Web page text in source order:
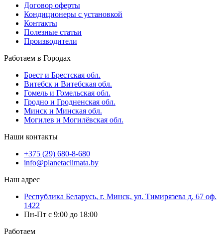
Договор оферты
Кондиционеры с установкой
Контакты
Полезные статьи
Производители
Работаем в Городах
Брест и Брестская обл.
Витебск и Витебская обл.
Гомель и Гомельская обл.
Гродно и Гродненская обл.
Минск и Минская обл.
Могилев и Могилёвская обл.
Наши контакты
+375 (29) 680-8-680
info@planetaclimata.by
Наш адрес
Республика Беларусь, г. Минск, ул. Тимирязева д. 67 оф.
1422
Пн-Пт с 9:00 до 18:00
Работаем